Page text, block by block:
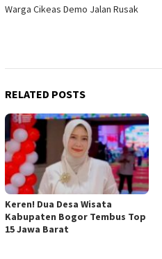
navigation
Warga Cikeas Demo Jalan Rusak
RELATED POSTS
Keren! Dua Desa Wisata
Kabupaten Bogor Tembus Top
15 Jawa Barat